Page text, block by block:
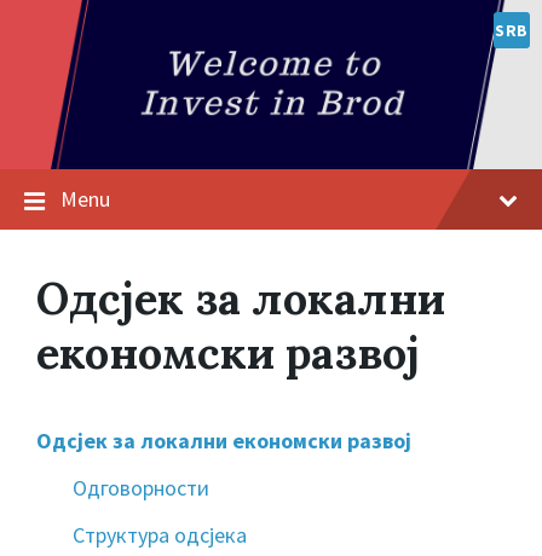
SRB
Menu
Oдсјек за локални
економски развој
Oдсјек за локални економски развој
Одговорности
Структура одсјека